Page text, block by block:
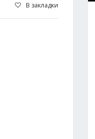
В закладки